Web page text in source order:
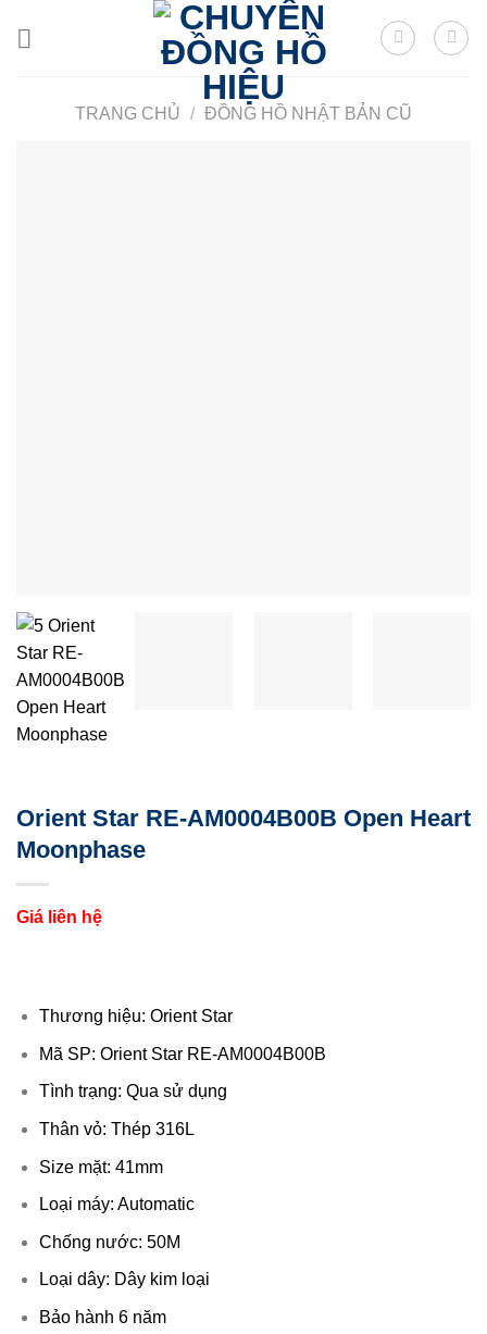
TRANG CHỦ / ĐỒNG HỒ NHẬT BẢN CŨ
Orient Star RE-AM0004B00B Open Heart
Moonphase
Giá liên hệ
Thương hiệu: Orient Star
Mã SP: Orient Star RE-AM0004B00B
Tình trạng: Qua sử dụng
Thân vỏ: Thép 316L
Size mặt: 41mm
Loại máy: Automatic
Chống nước: 50M
Loại dây: Dây kim loại
Bảo hành 6 năm